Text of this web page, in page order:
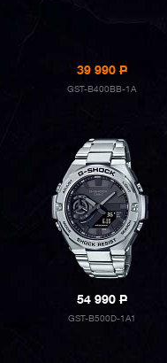
39 990P
GST-B400BB-1A
54 990P
GST-B500D-1A1